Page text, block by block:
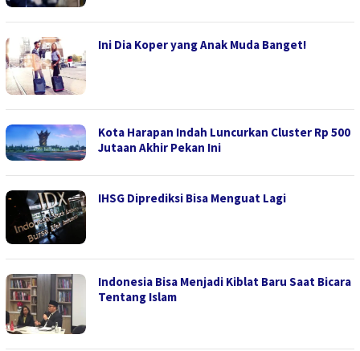
Ini Dia Koper yang Anak Muda Banget!
Kota Harapan Indah Luncurkan Cluster Rp 500
Jutaan Akhir Pekan Ini
IHSG Diprediksi Bisa Menguat Lagi
Indonesia Bisa Menjadi Kiblat Baru Saat Bicara
Tentang Islam